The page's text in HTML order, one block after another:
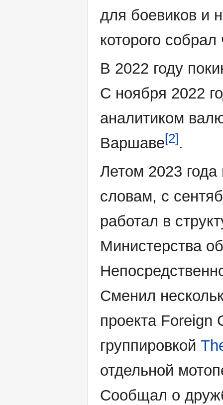
для боевиков и
которого
В 2022 году
С ноября 2022
аналитиком
Варшаве[2].
Летом 2023 года
словам, с
работал в
Министерства
Сменил
проекта Foreign
группировкой
отдельной
Сообщал о